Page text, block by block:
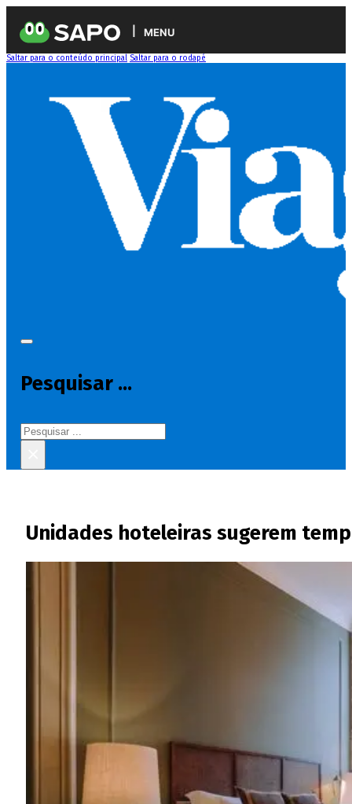
MENU
Saltar para o conteúdo principal Saltar para o rodapé
Pesquisar ...
Pesquisar
Unidades hoteleiras sugerem